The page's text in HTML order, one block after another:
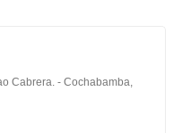
Cabrera. - Cochabamba,